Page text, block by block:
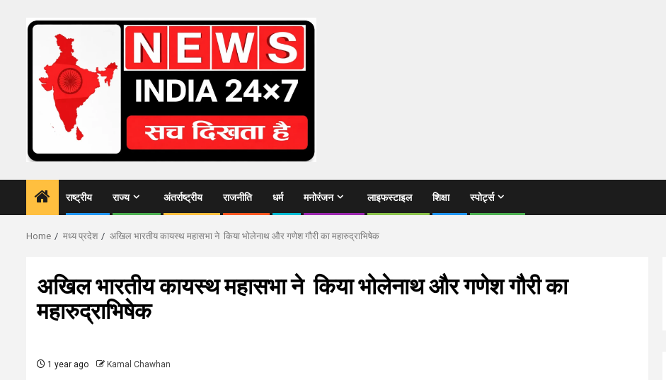
राष्ट्रीय राज्य अंतर्राष्ट्रीय राजनीति धर्म मनोरंजन लाइफस्टाइल शिक्षा स्पोर्ट्स
Home मध्य प्रदेश अखिल भारतीय कायस्थ महासभा ने किया भोलेनाथ और गणेश गौरी का महारुद्राभिषेक
अखिल भारतीय कायस्थ महासभा ने किया भोलेनाथ और गणेश गौरी का
महारुद्राभिषेक
1 year ago Kamal Chawhan